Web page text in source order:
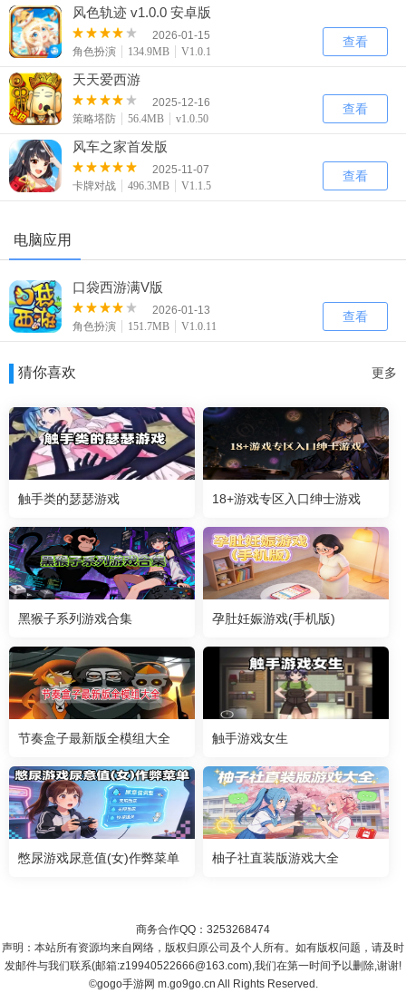
风色轨迹 v1.0.0 安卓版
2026-01-15
角色扮演
134.9MB V1.0.1
查看
天天爱西游
2025-12-16
策略塔防
56.4MB v1.0.50
查看
风车之家首发版
2025-11-07
卡牌对战
496.3MB V1.1.5
查看
电脑应用
口袋西游满V版
2026-01-13
角色扮演
151.7MB V1.0.11
查看
猜你喜欢 更多
触手类的瑟瑟游戏 18+游戏专区入口绅士游戏
黑猴子系列游戏合集 孕肚妊娠游戏(手机版)
节奏盒子最新版全模组大全 触手游戏女生
憋尿游戏尿意值(女)作弊菜单 柚子社直装版游戏大全
商务合作QQ：3253268474
声明：本站所有资源均来自网络，版权归原公司及个人所有。如有版权问题，请及时
发邮件与我们联系(邮箱:z19940522666@163.com),我们在第一时间予以删除,谢谢!
©gogo手游网 m.go9go.cn All Rights Reserved.